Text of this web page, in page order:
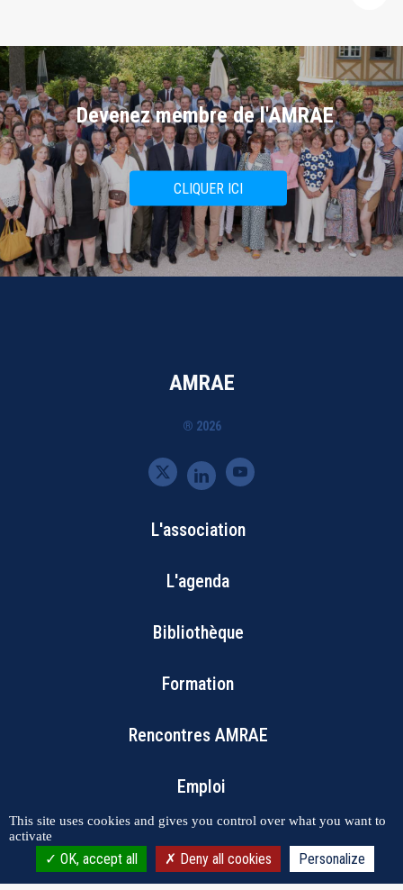
Devenez membre de l'AMRAE
CLIQUER ICI
AMRAE
® 2026
Bottom
Footer
Menu
L'association
L'agenda
Bibliothèque
Formation
Rencontres AMRAE
Emploi
This site uses cookies and gives you control over what you want to
activate
OK, accept all Deny all cookies Personalize